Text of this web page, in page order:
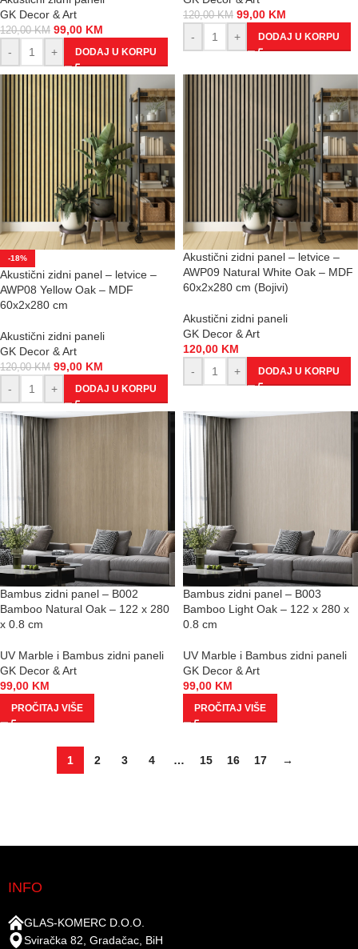
GK Decor & Art
120,00KM 99,00 KM
-
+ DODAJ U KORPU
120,00KM 99,00 KM
-
+ DODAJ U KORPU
-18%
Akustični zidni panel – letvice –
AWP08 Yellow Oak – MDF
60x2x280 cm
Akustični zidni paneli
GK Decor & Art
120,00KM 99,00 KM
-
+ DODAJ U KORPU
Akustični zidni panel – letvice –
AWP09 Natural White Oak – MDF
60x2x280 cm (Bojivi)
Akustični zidni paneli
GK Decor & Art
120,00 KM
-
+ DODAJ U KORPU
Bambus zidni panel – B002
Bamboo Natural Oak – 122 x 280
x 0.8 cm
UV Marble i Bambus zidni paneli
GK Decor & Art
99,00 KM
PROČITAJ VIŠE
Bambus zidni panel – B003
Bamboo Light Oak – 122 x 280 x
0.8 cm
UV Marble i Bambus zidni paneli
GK Decor & Art
99,00 KM
PROČITAJ VIŠE
1 2 3 4 … 15 16 17 →
INFO
GLAS-KOMERC D.O.O.
Sviračka 82, Gradačac, BiH